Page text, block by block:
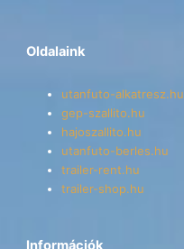
Oldalaink
utanfuto-alkatresz.hu
gep-szallito.hu
hajoszallito.hu
utanfuto-berles.hu
trailer-rent.hu
trailer-shop.hu
Információk